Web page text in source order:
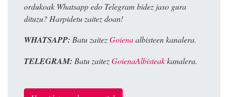
ordukoak Whatsapp edo Telegram bidez jaso gura
dituzu? Harpidetu zaitez doan!
WHATSAPP: Batu zaitezGoienaalbisteen kanalera.
TELEGRAM: Batu zaitezGoienaAlbisteakkanalera.